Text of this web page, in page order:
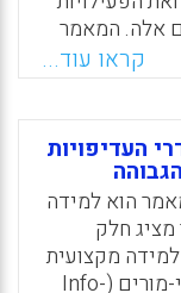
אלה. המאמר
ועומד על
הלמידה של
מבטם האישית.
לאור מגמות
של
מורים.
קראו עוד...
העדיפויות
הוא למידה
חלק
מקצועית
שנערך בפורום בינלאומי של מורי-מורים (Info-